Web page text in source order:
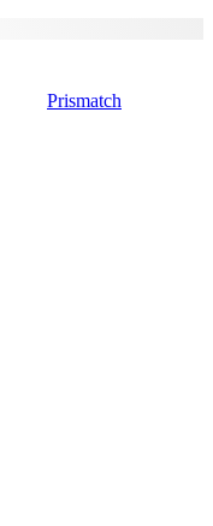
Prismatch